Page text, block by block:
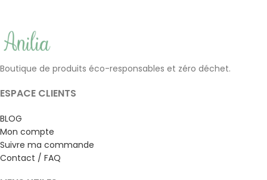
Boutique de produits éco-responsables et zéro déchet.
ESPACE CLIENTS
BLOG
Mon compte
Suivre ma commande
Contact / FAQ